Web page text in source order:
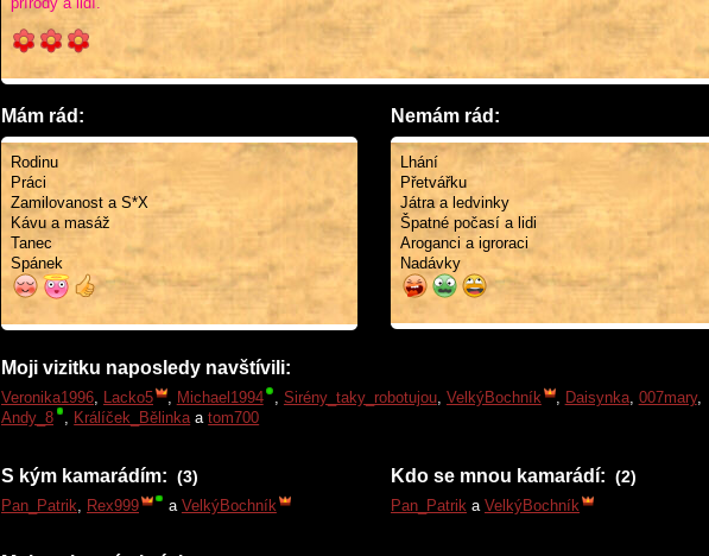
Mám rád:
Rodinu
Práci
Zamilovanost a S*X
Kávu a masáž
Tanec
Spánek
Nemám rád:
Lhání
Přetvářku
Játra a ledvinky
Špatné počasí a lidi
Aroganci a igroraci
Nadávky
Moji vizitku naposledy navštívili:
Veronika1996, Lacko5 , Michael1994 , Sirény_taky_robotujou, VelkýBochník , Daisynka, 007mary,
Andy_8
, Králíček_Bělinkaatom700
S kým kamarádím: (3)
Pan_Patrik
Rex999 a VelkýBochník
Kdo se mnou kamarádí: (2)
Pan_Patrik a VelkýBochník